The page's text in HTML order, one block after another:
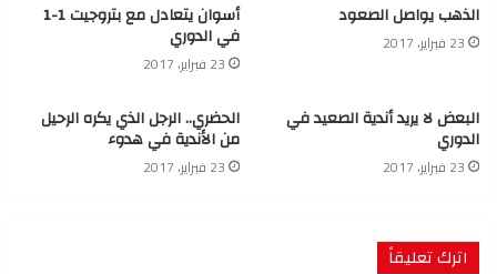
الذهب يواصل الصعود
23 فبراير، 2017
أسوان يتعادل مع بتروجيت 1-1
في الدوري
23 فبراير، 2017
البعض لا يريد أندية الصعيد في
الدوري
23 فبراير، 2017
الحضري.. الرجل الذي يكره الرحيل
من الأندية في هدوء
23 فبراير، 2017
اترك تعليقاً